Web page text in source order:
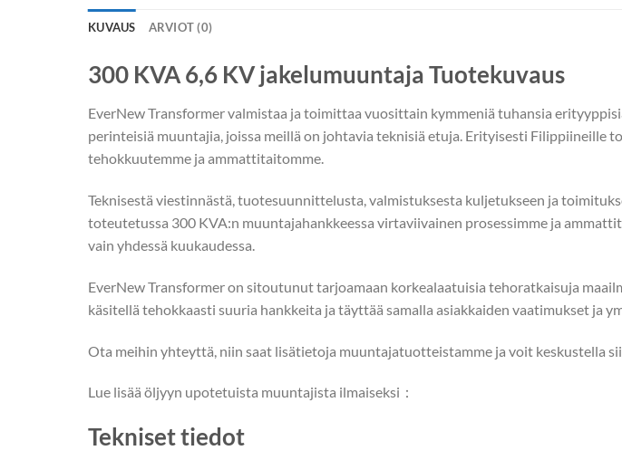
KUVAUS ARVIOT (0)
300 KVA 6,6 KV jakelumuuntaja Tuotekuvaus
EverNew Transformer valmistaa ja toimittaa vuosittain kymmeniä tuhansia
perinteisiä muuntajia, joissa meillä on johtavia teknisiä etuja. Erityisesti
tehokkuutemme ja ammattitaitomme.
Teknisestä viestinnästä, tuotesuunnittelusta, valmistuksesta kuljetukseen ja
toteutetussa 300 KVA:n muuntajahankkeessa virtaviivainen prosessimme ja
vain yhdessä kuukaudessa.
EverNew Transformer on sitoutunut tarjoamaan korkealaatuisia tehoratkaisuja
käsitellä tehokkaasti suuria hankkeita ja täyttää samalla asiakkaiden vaatimukset ja
Ota meihin yhteyttä, niin saat lisätietoja muuntajatuotteistamme ja voit keskustella
Lue lisää öljyyn upotetuista muuntajista ilmaiseksi：
Tekniset tiedot